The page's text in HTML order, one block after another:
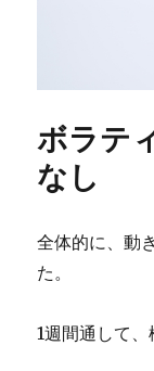
ボラテ
なし
全体的に、動
た。
1週間通して、